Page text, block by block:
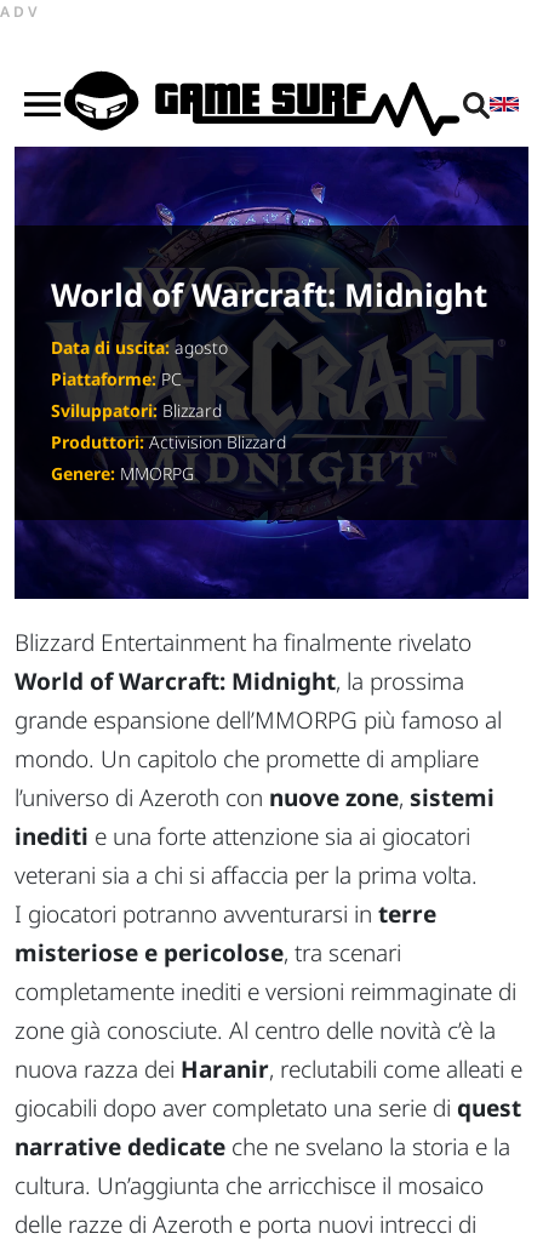
ADV
World of Warcraft: Midnight
Data di uscita:agosto
Piattaforme:PC
Sviluppatori:Blizzard
Produttori:Activision Blizzard
Genere: MMORPG
Blizzard Entertainment ha finalmente rivelato
World of Warcraft: Midnight, la prossima
grande espansione dell’MMORPG più famoso al
mondo. Un capitolo che promette di ampliare
l’universo di Azeroth con nuove zone, sistemi
inediti e una forte attenzione sia ai giocatori
veterani sia a chi si affaccia per la prima volta.
I giocatori potranno avventurarsi in terre
misteriose e pericolose, tra scenari
completamente inediti e versioni reimmaginate di
zone già conosciute. Al centro delle novità c’è la
nuova razza dei Haranir, reclutabili come alleati e
giocabili dopo aver completato una serie di quest
narrative dedicate che ne svelano la storia e la
cultura. Un’aggiunta che arricchisce il mosaico
delle razze di Azeroth e porta nuovi intrecci di